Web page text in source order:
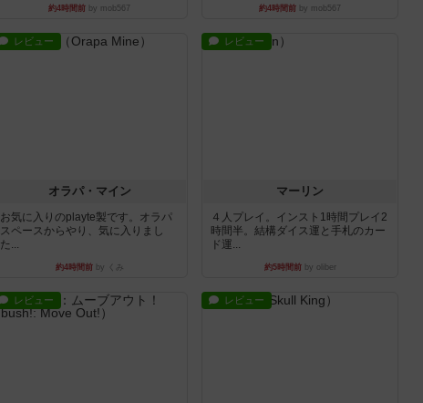
約4時間前 by mob567 約4時間前 by mob567
レビュー
オラパ・マイン
お気に入りのplayte製です。オラパ
スペースからやり、気に入りまし
た...
約4時間前by くみ
レビュー
マーリン
４人プレイ。インスト1時間プレイ2
時間半。結構ダイス運と手札のカー
ド運...
約5時間前by oliber
レビュー レビュー